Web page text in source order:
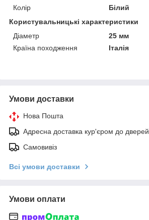
Колір
Білий
Користувальницькі характеристики
Діаметр
25 мм
Країна походження
Італія
Умови доставки
Нова Пошта
Адресна доставка кур'єром до дверей
Самовивіз
Всі умови доставки
Умови оплати